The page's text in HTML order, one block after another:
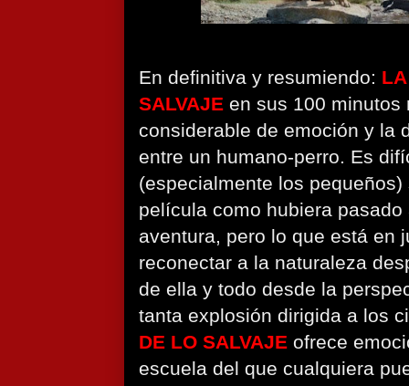
En definitiva y resumiendo:
SALVAJE en sus 100 minutos
considerable de emoción y la
entre un humano-perro. Es
(especialmente los
película como hubiera
aventura, pero lo que está en
reconectar a la naturaleza
de ella y todo desde la
tanta explosión dirigida a los
DE LO SALVAJE ofrece
escuela del que cualquiera